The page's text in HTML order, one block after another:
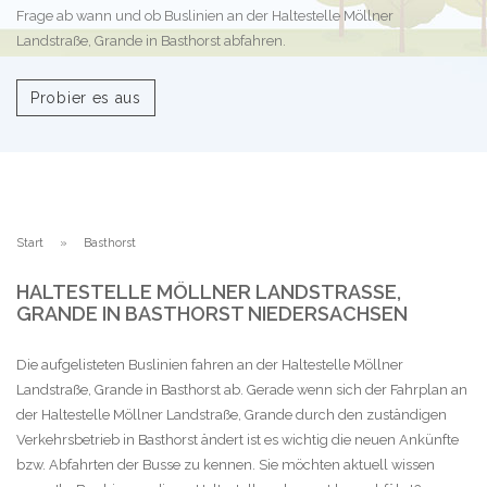
Frage ab wann und ob Buslinien an der Haltestelle Möllner
Landstraße, Grande in Basthorst abfahren.
Probier es aus
Start Basthorst
HALTESTELLE MÖLLNER LANDSTRASSE, G
RANDE IN BASTHORST NIEDERSACHSEN
Die aufgelisteten Buslinien fahren an der Haltestelle Möllner
Landstraße, Grande in Basthorst ab. Gerade wenn sich der Fahrplan an
der Haltestelle Möllner Landstraße, Grande durch den zuständigen
Verkehrsbetrieb in Basthorst ändert ist es wichtig die neuen Ankünfte
bzw. Abfahrten der Busse zu kennen. Sie möchten aktuell wissen